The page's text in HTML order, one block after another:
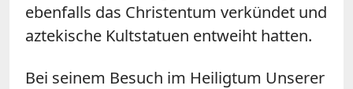
ebenfalls das Christentum verkündet und
aztekische Kultstatuen entweiht hatten.
Bei seinem Besuch im Heiligtum Unserer